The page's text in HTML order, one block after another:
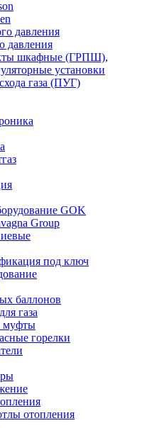
давления
давления
шкафные (ГРПШ),
установки
газа (ПУГ)
GOK
Group
под ключ
баллонов
газа
муфты
горелки
отопления